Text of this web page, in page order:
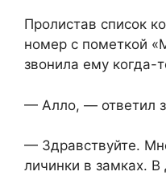
Пролистав список
номер с пометкой
звонила ему когда-
— Алло, — ответил
— Здравствуйте.
личинки в замках.